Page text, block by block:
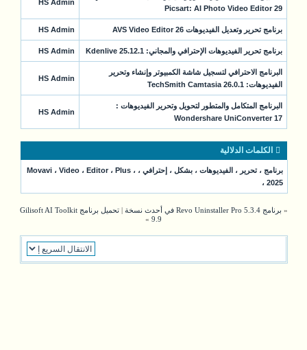
Picsart: AI Photo Video Editor 29
HS Admin
برنامج تحرير وتعديل الفيديوهات AVS Video Editor 26 HS Admin
برنامج تحرير الفيديوهات الإحترافي والمجاني: Kdenlive 25.12.1 HS Admin
البرنامج الاحترافي لتسجيل شاشة الكمبيوتر وإنشاء وتحرير
الفيديوهات: TechSmith Camtasia 26.0.1
HS Admin
البرنامج المتكامل والمتطور لتحويل وتحرير الفيديوهات :
Wondershare UniConverter 17
HS Admin
الكلمات الدلالية
برنامج ،تحرير ، الفيديوهات ،بشكل ، إحترافي ، Movavi، Video، Editor، Plus،
2025 ،
« برنامج Revo Uninstaller Pro 5.3.4 في أحدث نسخة |
تحميل برنامج Gilisoft AI Toolkit
9.9
»